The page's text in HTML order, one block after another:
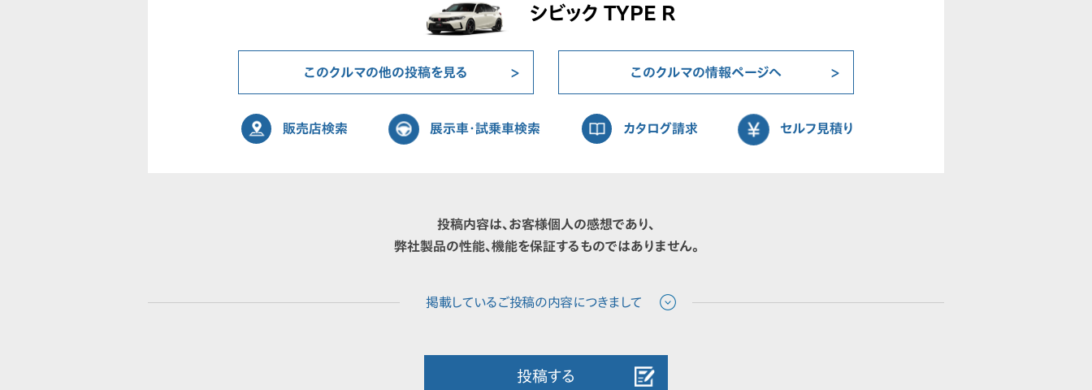
シビック TYPE R
このクルマの他の投稿を見る このクルマの情報ページへ
販売店検索 展示車・試乗車検索 カタログ請求 セルフ見積り
投稿内容は、お客様個人の感想であり、
弊社製品の性能、機能を保証するものではありません。
投稿する